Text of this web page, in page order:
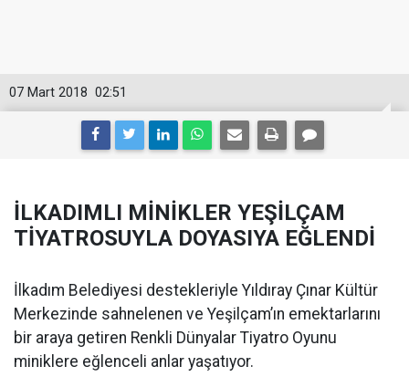
02:51
07 Mart 2018
İLKADIMLI MİNİKLER YEŞİLÇAM
TİYATROSUYLA DOYASIYA EĞLENDİ
İlkadım Belediyesi destekleriyle Yıldıray Çınar Kültür
Merkezinde sahnelenen ve Yeşilçam’ın emektarlarını
bir araya getiren Renkli Dünyalar Tiyatro Oyunu
miniklere eğlenceli anlar yaşatıyor.